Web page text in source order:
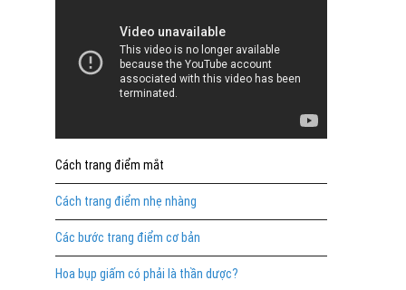
Cách trang điểm mắt
Cách trang điểm nhẹ nhàng
Các bước trang điểm cơ bản
Hoa bụp giấm có phải là thần dược?